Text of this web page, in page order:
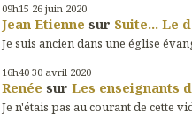
09h15 26 juin 2020
Jean Etienne sur Suite... Le
Je suis ancien dans une église
16h40 30 avril 2020
Renée sur Les enseignants
Je n'étais pas au courant de cette